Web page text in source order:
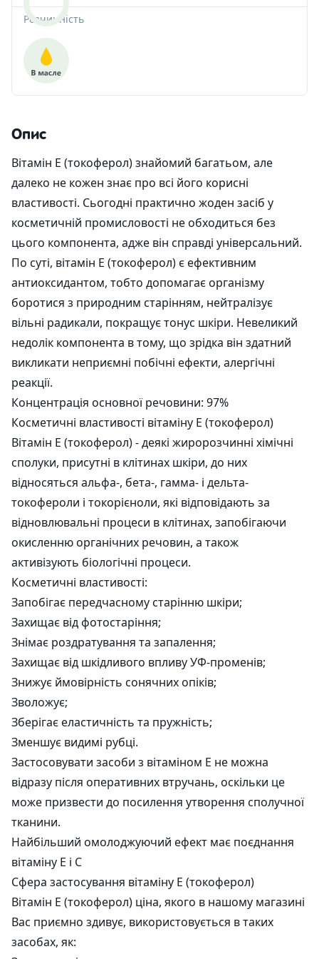
Розчинність
Опис
Вітамін Е (токоферол) знайомий багатьом, але
далеко не кожен знає про всі його корисні
властивості. Сьогодні практично жоден засіб у
косметичній промисловості не обходиться без
цього компонента, адже він справді універсальний.
По суті, вітамін Е (токоферол) є ефективним
антиоксидантом, тобто допомагає організму
боротися з природним старінням, нейтралізує
вільні радикали, покращує тонус шкіри. Невеликий
недолік компонента в тому, що зрідка він здатний
викликати неприємні побічні ефекти, алергічні
реакції.
Концентрація основної речовини: 97%
Косметичні властивості вітаміну Е (токоферол)
Вітамін Е (токоферол) - деякі жиророзчинні хімічні
сполуки, присутні в клітинах шкіри, до них
відносяться альфа-, бета-, гамма- і дельта-
токофероли і токорієноли, які відповідають за
відновлювальні процеси в клітинах, запобігаючи
окисленню органічних речовин, а також
активізують біологічні процеси.
Косметичні властивості:
Запобігає передчасному старінню шкіри;
Захищає від фотостаріння;
Знімає роздратування та запалення;
Захищає від шкідливого впливу УФ-променів;
Знижує ймовірність сонячних опіків;
Зволожує;
Зберігає еластичність та пружність;
Зменшує видимі рубці.
Застосовувати засоби з вітаміном Е не можна
відразу після оперативних втручань, оскільки це
може призвести до посилення утворення сполучної
тканини.
Найбільший омолоджуючий ефект має поєднання
вітаміну Е і С
Сфера застосування вітаміну Е (токоферол)
Вітамін Е (токоферол) ціна, якого в нашому магазині
Вас приємно здивує, використовується в таких
засобах, як: